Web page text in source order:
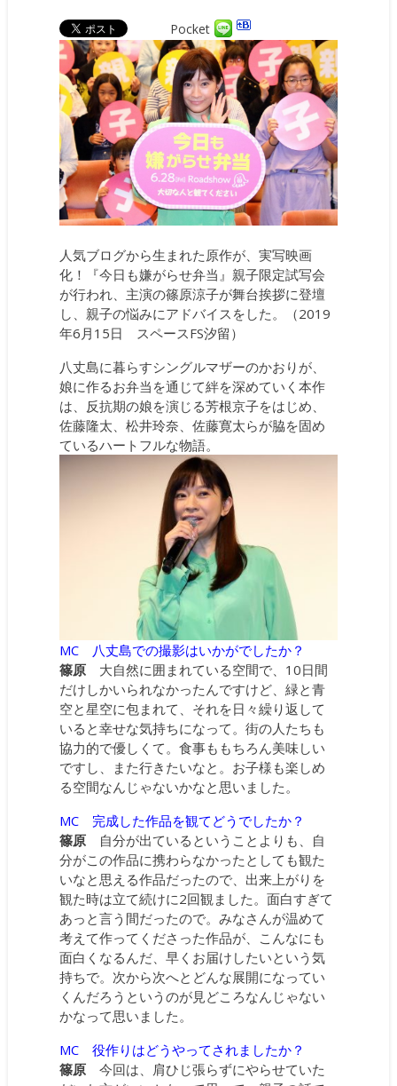
Pocket
人気ブログから生まれた原作が、実写映画
化！『今日も嫌がらせ弁当』親子限定試写会
が行われ、主演の篠原涼子が舞台挨拶に登壇
し、親子の悩みにアドバイスをした。（2019
年6月15日 スペースFS汐留）
八丈島に暮らすシングルマザーのかおりが、
娘に作るお弁当を通じて絆を深めていく本作
は、反抗期の娘を演じる芳根京子をはじめ、
佐藤隆太、松井玲奈、佐藤寛太らが脇を固め
ているハートフルな物語。
MC 八丈島での撮影はいかがでしたか？
篠原 大自然に囲まれている空間で、10日間
だけしかいられなかったんですけど、緑と青
空と星空に包まれて、それを日々繰り返して
いると幸せな気持ちになって。街の人たちも
協力的で優しくて。食事ももちろん美味しい
ですし、また行きたいなと。お子様も楽しめ
る空間なんじゃないかなと思いました。
MC 完成した作品を観てどうでしたか？
篠原 自分が出ているということよりも、自
分がこの作品に携わらなかったとしても観た
いなと思える作品だったので、出来上がりを
観た時は立て続けに2回観ました。面白すぎて
あっと言う間だったので。みなさんが温めて
考えて作ってくださった作品が、こんなにも
面白くなるんだ、早くお届けしたいという気
持ちで。次から次へとどんな展開になってい
くんだろうというのが見どころなんじゃない
かなって思いました。
MC 役作りはどうやってされましたか？
篠原 今回は、肩ひじ張らずにやらせていた